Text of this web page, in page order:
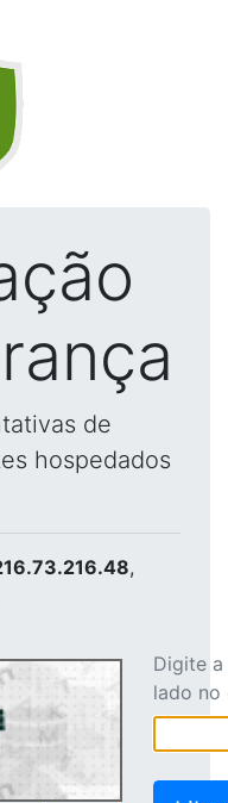
de
hospedados
,
Digite
lado no